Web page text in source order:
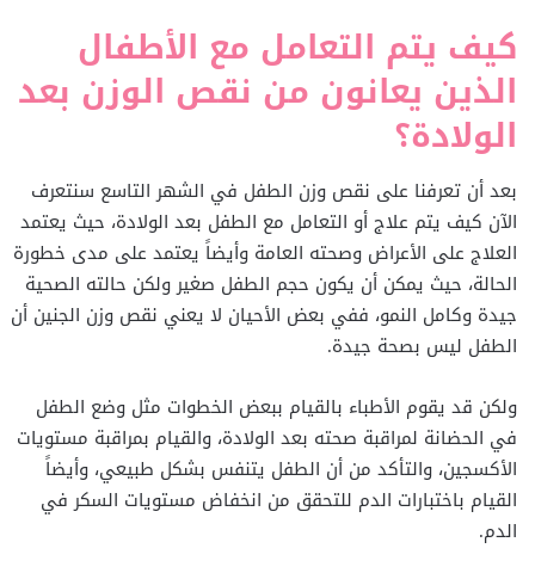
كيف يتم التعامل مع الأطفال
الذين يعانون من نقص الوزن بعد
الولادة؟
بعد أن تعرفنا على نقص وزن الطفل في الشهر التاسع سنتعرف
الآن كيف يتم علاج أو التعامل مع الطفل بعد الولادة، حيث يعتمد
العلاج على الأعراض وصحته العامة وأيضاً يعتمد على مدى خطورة
الحالة، حيث يمكن أن يكون حجم الطفل صغير ولكن حالته الصحية
جيدة وكامل النمو، ففي بعض الأحيان لا يعني نقص وزن الجنين أن
الطفل ليس بصحة جيدة.
ولكن قد يقوم الأطباء بالقيام ببعض الخطوات مثل وضع الطفل
في الحضانة لمراقبة صحته بعد الولادة، والقيام بمراقبة مستويات
الأكسجين، والتأكد من أن الطفل يتنفس بشكل طبيعي، وأيضاً
القيام باختبارات الدم للتحقق من انخفاض مستويات السكر في
الدم.